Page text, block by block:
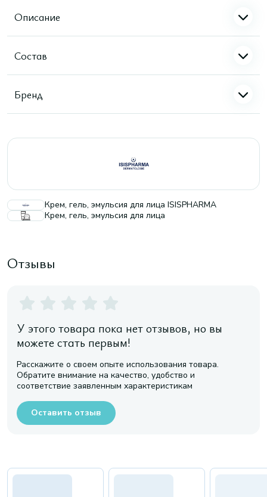
Описание
Состав
Бренд
Крем, гель, эмульсия для лица ISISPHARMA
Крем, гель, эмульсия для лица
Отзывы
У этого товара пока нет отзывов, но вы
можете стать первым!
Расскажите о своем опыте использования товара.
Обратите внимание на качество, удобство и
соответствие заявленным характеристикам
Оставить отзыв